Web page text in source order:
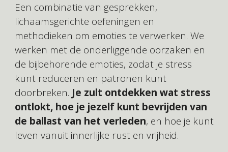
Een combinatie van gesprekken,
lichaamsgerichte oefeningen en
methodieken om emoties te verwerken. We
werken met de onderliggende oorzaken en
de bijbehorende emoties, zodat je stress
kunt reduceren en patronen kunt
doorbreken. Je zult ontdekken wat stress
ontlokt, hoe je jezelf kunt bevrijden van
de ballast van het verleden, en hoe je kunt
leven vanuit innerlijke rust en vrijheid.